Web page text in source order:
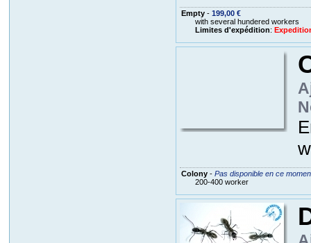
Empty- 199,00 €
with several hundered workers
Limites d'expédition:
Colony- Pas disponible en ce
200-400 worker